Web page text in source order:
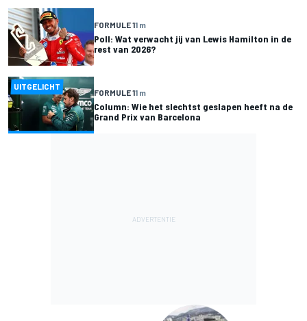
FORMULE 11 m
Poll: Wat verwacht jij van Lewis Hamilton in de
rest van 2026?
UITGELICHT
FORMULE 11 m
Column: Wie het slechtst geslapen heeft na de
Grand Prix van Barcelona